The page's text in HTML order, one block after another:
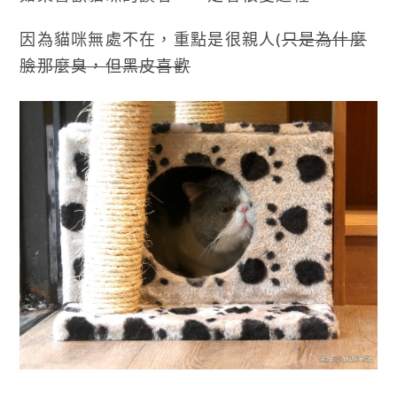
因為貓咪無處不在，重點是很親人(只是為什麼
臉那麼臭，但黑皮喜歡